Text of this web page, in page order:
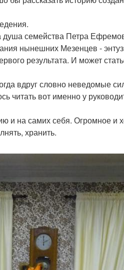
душа семейства Петра
нынешних Мезенцев -
результата. И может
вдруг словно неведомые
читать вот именно у
и на самих себя. Огромное и
хранить.